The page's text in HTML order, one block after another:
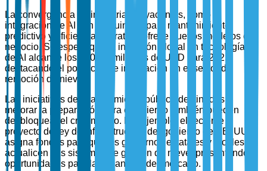
La convergencia de industrias adyacentes, como la
integración de AI con maquinaria para mantenimiento
predictivo y eficiencia operativa, ofrece nuevos modelos de
negocio. Se espera que la inversión global en tecnologías
de AI alcance los 100 mil millones de USD para 2025,
destacando el potencial de innovación en el sector de
remoción de nieve.
Las iniciativas de financiamiento público destinadas a
mejorar la preparación para el invierno también pueden
desbloquear el crecimiento. Por ejemplo, el reciente
proyecto de ley de infraestructura del gobierno de EE. UU.
asigna fondos para que los gobiernos estatales y locales
actualicen sus sistemas de gestión de nieve, presentando
oportunidades para la expansión del mercado.